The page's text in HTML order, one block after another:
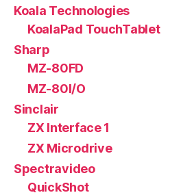
Koala Technologies
KoalaPad TouchTablet
Sharp
MZ-80FD
MZ-80I/O
Sinclair
ZX Interface 1
ZX Microdrive
Spectravideo
QuickShot